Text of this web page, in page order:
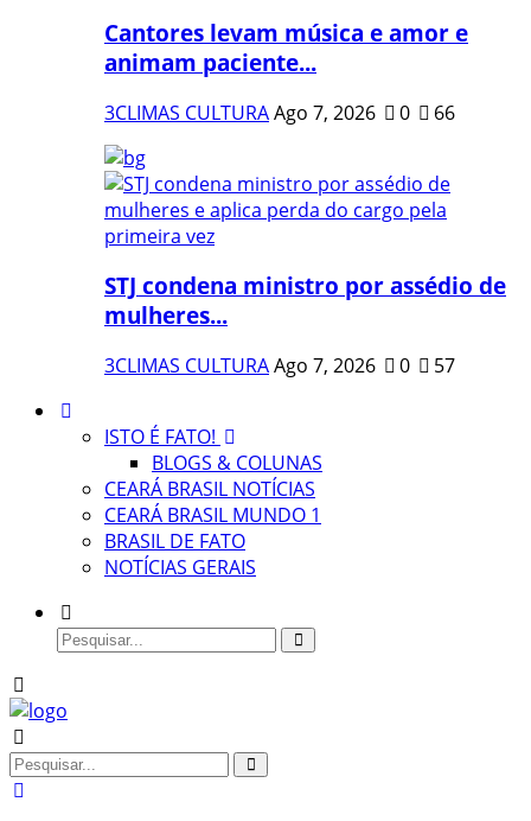
Cantores levam música e amor e
animam paciente...
3CLIMAS CULTURAAgo 7, 2026 0 66
STJ condena ministro por assédio de
mulheres...
3CLIMAS CULTURAAgo 7, 2026 0 57
ISTO É FATO!
BLOGS & COLUNAS
CEARÁ BRASIL NOTÍCIAS
CEARÁ BRASIL MUNDO 1
BRASIL DE FATO
NOTÍCIAS GERAIS